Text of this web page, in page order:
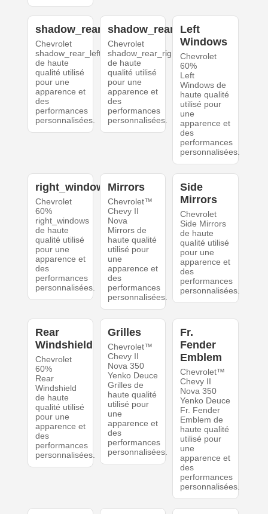
shadow_rear_left
Chevrolet
shadow_rear_left
de haute
qualité utilisé
pour une
apparence et
des
performances
personnalisées.
shadow_rear_right
Chevrolet
shadow_rear_right
de haute
qualité utilisé
pour une
apparence et
des
performances
personnalisées.
Left
Windows
Chevrolet
60%
Left
Windows de
haute qualité
utilisé pour
une
apparence et
des
performances
personnalisées.
right_windows
Chevrolet
60%
right_windows
de haute
qualité utilisé
pour une
apparence et
des
performances
personnalisées.
Mirrors
Chevrolet™
Chevy II
Nova
Mirrors de
haute qualité
utilisé pour
une
apparence et
des
performances
personnalisées.
Side
Mirrors
Chevrolet
Side Mirrors
de haute
qualité utilisé
pour une
apparence et
des
performances
personnalisées.
Rear
Windshield
Chevrolet
60%
Rear
Windshield
de haute
qualité utilisé
pour une
apparence et
des
performances
personnalisées.
Grilles
Chevrolet™
Chevy II
Nova 350
Yenko Deuce
Grilles de
haute qualité
utilisé pour
une
apparence et
des
performances
personnalisées.
Fr.
Fender
Emblem
Chevrolet™
Chevy II
Nova 350
Yenko Deuce
Fr. Fender
Emblem de
haute qualité
utilisé pour
une
apparence et
des
performances
personnalisées.